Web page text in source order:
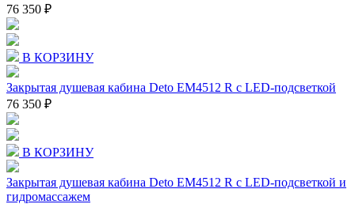
76 350 ₽
В КОРЗИНУ
Закрытая душевая кабина Deto EM4512 R с LED-подсветкой
76 350 ₽
В КОРЗИНУ
Закрытая душевая кабина Deto EM4512 R с LED-подсветкой и
гидромассажем